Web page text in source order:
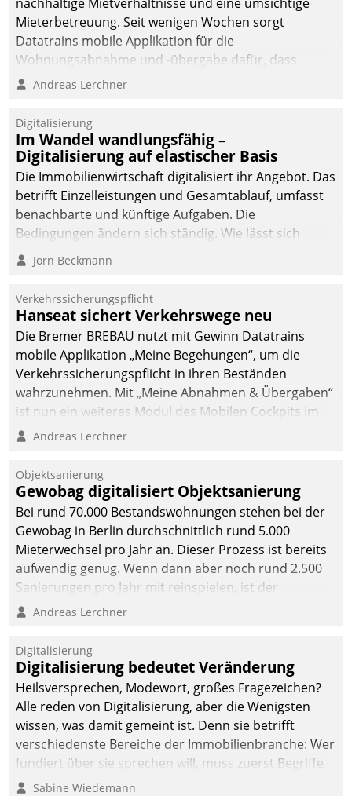
Mieterbetreuung. Seit wenigen Wochen sorgt
Datatrains mobile Applikation für die
Wohnungsabnahme und -übergabe dafür, dass
Mieter wohlgeordnet kommen und, so es sein muss,
Andreas Lerchner
Digitalisierung
Im Wandel wandlungsfähig –
Digitalisierung auf elastischer Basis
Die Immobilienwirtschaft digitalisiert ihr Angebot. Das
betrifft Einzelleistungen und Gesamtablauf, umfasst
benachbarte und künftige Aufgaben. Die
Bedingungen ändern sich ständig. Wie lässt sich
technisch die Kontrolle wahren und zugleich Freiraum
fürs Wachsen öffnen?
Jörn Beckmann
Verkehrssicherungspflicht
Hanseat sichert Verkehrswege neu
Die Bremer BREBAU nutzt mit Gewinn Datatrains
mobile Applikation „Meine Begehungen“, um die
Verkehrssicherungspflicht in ihren Beständen
wahrzunehmen. Mit „Meine Abnahmen & Übergaben“
ist nun ein weiteres Modul des Mobilen Cockpits im
Einsatz.
Andreas Lerchner
Objektsanierung
Gewobag digitalisiert Objektsanierung
Bei rund 70.000 Bestandswohnungen stehen bei der
Gewobag in Berlin durchschnittlich rund 5.000
Mieterwechsel pro Jahr an. Dieser Prozess ist bereits
aufwendig genug. Wenn dann aber noch rund 2.500
Sanierungen pro Jahr mit reinspielen, ist der
Betreuungs- und Organisationsaufwand immens. Im
kommunale Wohnungsbauunternehmen daher
gemeinsam mit der Berliner Datatrain GmbH den
Teilprozess der Objektsanierung digitalisiert.
Andreas Lerchner
Digitalisierung
Digitalisierung bedeutet Veränderung
Heilsversprechen, Modewort, großes Fragezeichen?
Alle reden von Digitalisierung, aber die Wenigsten
wissen, was damit gemeint ist. Denn sie betrifft
verschiedenste Bereiche der Immobilienbranche: Wer
fundiert über sie sprechen will, muss zuerst Begriffe
klären. Ein Aspekt ist die betriebliche Optimierung:
Sabine Wiedemann